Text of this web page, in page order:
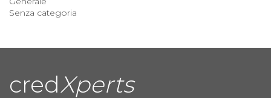
Senza categoria
credXperts